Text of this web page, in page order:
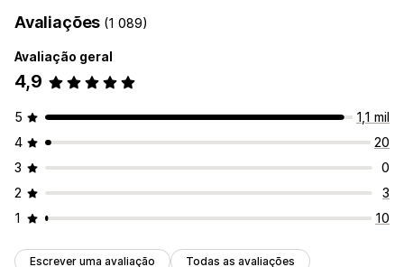
Avaliações (1 089)
Avaliação geral
4,9
5
1,1 mil
4
20
3
0
2
3
1
10
Escrever uma avaliação Todas as avaliações